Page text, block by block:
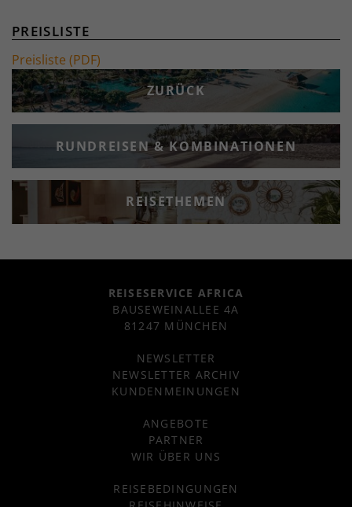
PREISLISTE
Preisliste (PDF)
ZURÜCK
RUNDREISEN & KOMBINATIONEN
REISETHEMEN
REISESERVICE AFRICA
BAUSEWEINALLEE 4A
81247 MÜNCHEN
NEWSLETTER
NEWSLETTER ARCHIV
KUNDENMEINUNGEN
ANGEBOTE
PARTNER
WIR ÜBER UNS
REISEBEDINGUNGEN